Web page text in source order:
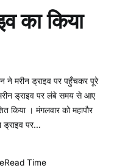
का किया
ने मरीन ड्राइव पर पहुँचकर पूरे
मरीन ड्राइव पर लंबे समय से आए
किया । मंगलवार को महापौर
ड्राइव पर…
Read Time